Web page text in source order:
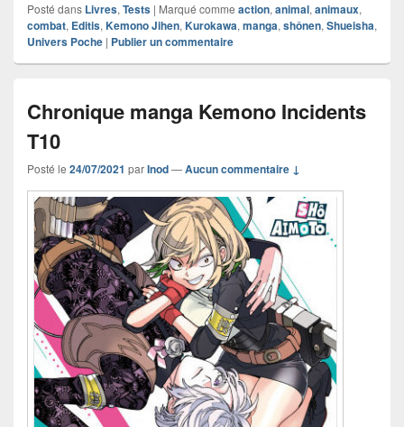
Posté dans Livres, Tests | Marqué comme action, animal, animaux,
combat, Editis, Kemono Jihen, Kurokawa, manga, shônen, Shueisha,
Univers Poche | Publier un commentaire
Chronique manga Kemono Incidents
T10
Posté le 24/07/2021 parInod—Aucun commentaire ↓